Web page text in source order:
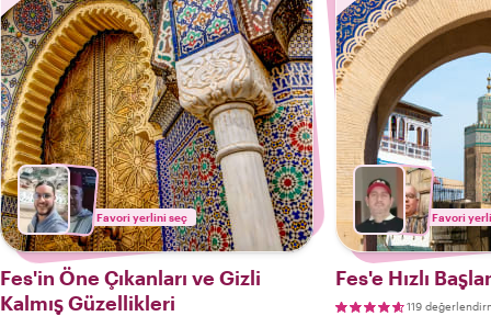
Favori yerlini seç
Fes'in Öne Çıkanları ve Gizli
Kalmış Güzellikleri
Favori
Fes'e Hızlı
119